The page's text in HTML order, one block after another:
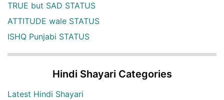
TRUE but SAD STATUS
ATTITUDE wale STATUS
ISHQ Punjabi STATUS
Hindi Shayari Categories
Latest Hindi Shayari